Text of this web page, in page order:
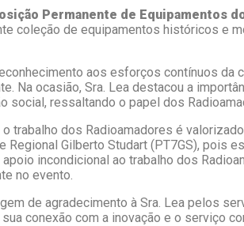
Permanente de Equipamentos
coleção de equipamentos históricos e
aos esforços contínuos da
Na ocasião, Sra. Lea destacou a
social, ressaltando o papel dos
o trabalho dos Radioamadores é
Regional Gilberto Studart (PT7GS),
incondicional ao trabalho dos
no evento.
de agradecimento à Sra. Lea pelos
conexão com a inovação e o serviço